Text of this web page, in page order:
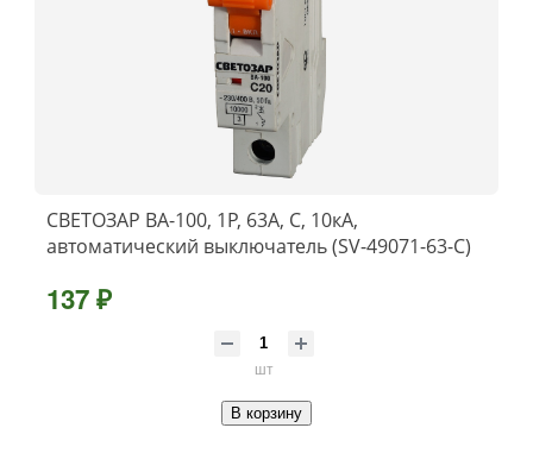
СВЕТОЗАР ВА-100, 1P, 63А, C, 10кА,
автоматический выключатель (SV-49071-63-C)
137 ₽
шт
В корзину